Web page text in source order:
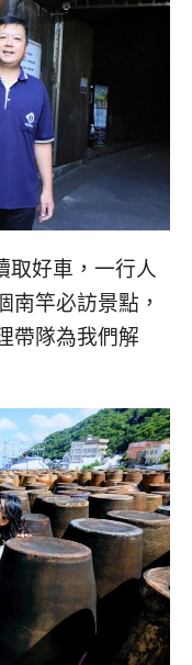
取好車，一行人
南竿必訪景點，
帶隊為我們解